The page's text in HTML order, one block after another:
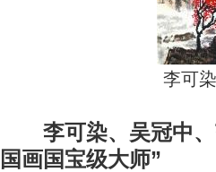
李可
李可染、吴冠中
国画国宝级大师”